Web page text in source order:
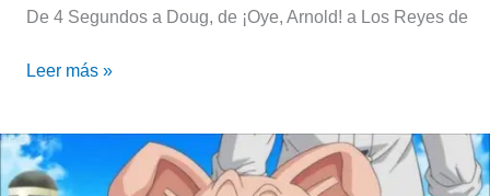
De 4 Segundos a Doug, de ¡Oye, Arnold! a Los Reyes de
Leer más »
Conocé
la